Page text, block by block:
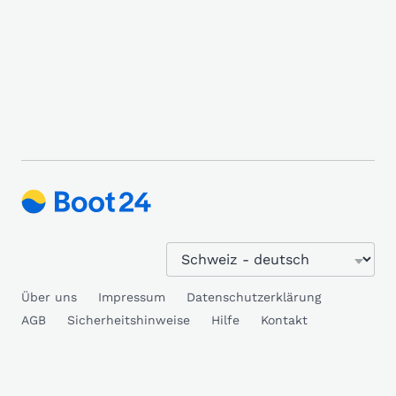
Über uns Impressum
Datenschutzerklärung
AGB
Sicherheitshinweise Hilfe Kontakt